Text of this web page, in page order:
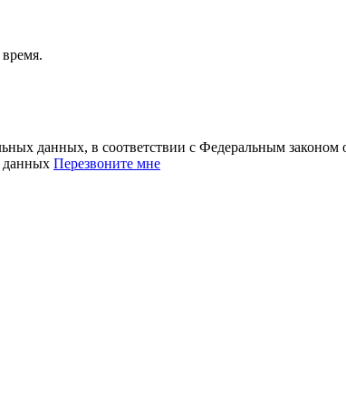
данных, в соответствии с Федеральным
данных Перезвоните мне